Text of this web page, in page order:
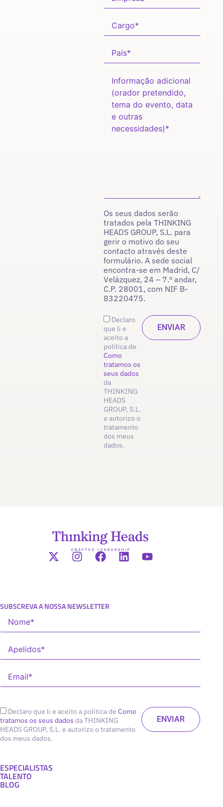
Os seus dados serão
tratados pela THINKING
HEADS GROUP, S.L. para
gerir o motivo do seu
contacto através deste
formulário. A sede social
encontra-se em Madrid, C/
Velázquez, 24 – 7.º andar,
C.P. 28001, com NIF B-
83220475.
Declaro
que li e
aceito a
política de
Como
tratamos os
seus dados
da
THINKING
HEADS
GROUP, S.L.
e autorizo o
tratamento
dos meus
dados.
SUBSCREVA A NOSSA NEWSLETTER
Declaro que li e aceito a política de Como
tratamos os seus dados da THINKING
HEADS GROUP, S.L. e autorizo o tratamento
dos meus dados.
ESPECIALISTAS
TALENTO
BLOG